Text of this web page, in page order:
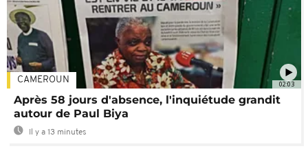
02:03
CAMEROUN
Après 58 jours d'absence, l'inquiétude grandit
autour de Paul Biya
Il y a 13 minutes